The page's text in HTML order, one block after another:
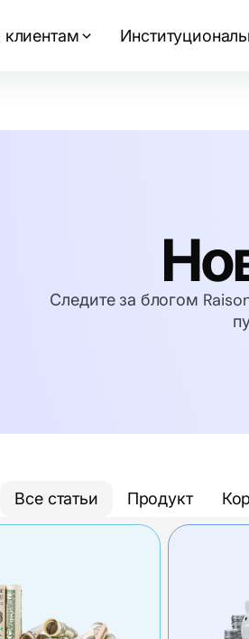
Следите за блогом
Все статьи Продукт